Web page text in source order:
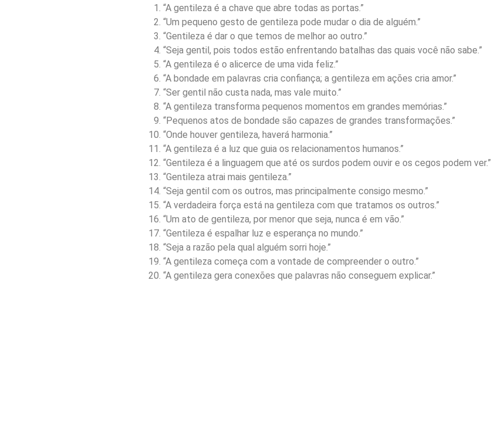
“A gentileza é a chave que abre todas as portas.”
“Um pequeno gesto de gentileza pode mudar o dia de alguém.”
“Gentileza é dar o que temos de melhor ao outro.”
“Seja gentil, pois todos estão enfrentando batalhas das quais você não sabe.”
“A gentileza é o alicerce de uma vida feliz.”
“A bondade em palavras cria confiança; a gentileza em ações cria amor.”
“Ser gentil não custa nada, mas vale muito.”
“A gentileza transforma pequenos momentos em grandes memórias.”
“Pequenos atos de bondade são capazes de grandes transformações.”
“Onde houver gentileza, haverá harmonia.”
“A gentileza é a luz que guia os relacionamentos humanos.”
“Gentileza é a linguagem que até os surdos podem ouvir e os cegos podem ver.”
“Gentileza atrai mais gentileza.”
“Seja gentil com os outros, mas principalmente consigo mesmo.”
“A verdadeira força está na gentileza com que tratamos os outros.”
“Um ato de gentileza, por menor que seja, nunca é em vão.”
“Gentileza é espalhar luz e esperança no mundo.”
“Seja a razão pela qual alguém sorri hoje.”
“A gentileza começa com a vontade de compreender o outro.”
“A gentileza gera conexões que palavras não conseguem explicar.”